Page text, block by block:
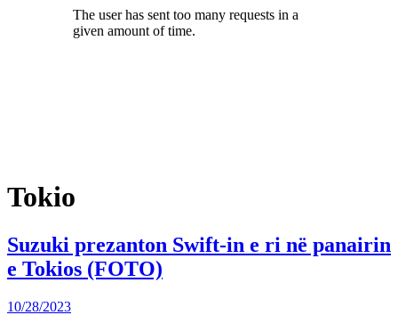
Tokio
Suzuki prezanton Swift-in e ri në panairin
e Tokios (FOTO)
10/28/2023